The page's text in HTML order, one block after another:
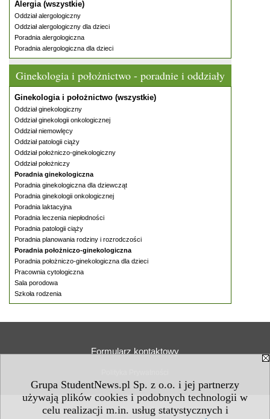
Grupa StudentNews.pl Sp. z o.o. i jej partnerzy
używają plików cookies i podobnych technologii w
celu realizacji m.in. usług statystycznych i
Alergia (wszystkie)
Oddział alergologiczny
Oddział alergologiczny dla dzieci
Poradnia alergologiczna
Poradnia alergologiczna dla dzieci
Ginekologia i położnictwo - poradnie i oddziały
Ginekologia i położnictwo (wszystkie)
Oddział ginekologiczny
Oddział ginekologii onkologicznej
Oddział niemowlęcy
Oddział patologii ciąży
Oddział położniczo-ginekologiczny
Oddział położniczy
Poradnia ginekologiczna
Poradnia ginekologiczna dla dziewcząt
Poradnia ginekologii onkologicznej
Poradnia laktacyjna
Poradnia leczenia niepłodności
Poradnia patologii ciąży
Poradnia planowania rodziny i rozrodczości
Poradnia położniczo-ginekologiczna
Poradnia położniczo-ginekologiczna dla dzieci
Pracownia cytologiczna
Sala porodowa
Szkoła rodzenia
Formularz kontaktowy